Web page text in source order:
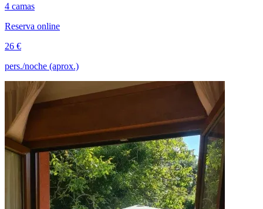
4 camas
Reserva online
26 €
pers./noche (aprox.)